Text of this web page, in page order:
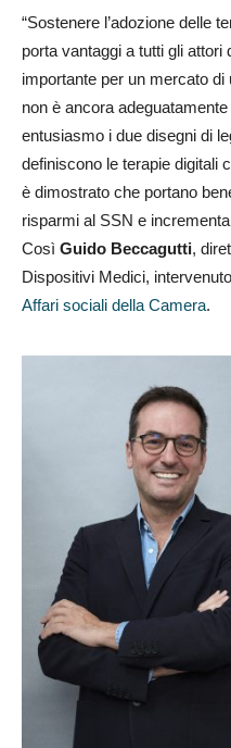
“Sostenere l’adozione delle
porta vantaggi a tutti gli
importante per un mercato
non è ancora
entusiasmo i due disegni di
definiscono le terapie digitali
è dimostrato che portano
risparmi al SSN e
Così Guido Beccagutti,
Dispositivi Medici,
Affari sociali della Camera.